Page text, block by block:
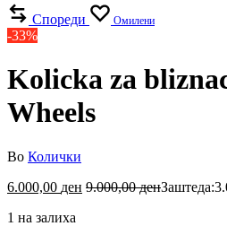
Спореди Омилени
-33%
Kolicka za
Wheels
Во Колички
6.000,00 ден 9.000,00денЗаштеда:
1 на залиха